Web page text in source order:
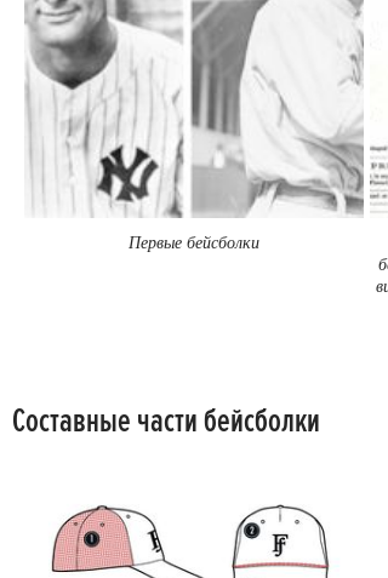
Первые бейсболки
Составные части бейсболки